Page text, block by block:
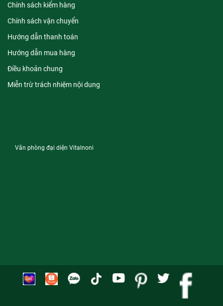
Chính sách kiểm hàng
Chính sách vận chuyển
Hướng dẫn thanh toán
Hướng dẫn mua hàng
Điều khoản chung
Miễn trừ trách nhiệm nội dung
Văn phòng đại diện Vitalnoni